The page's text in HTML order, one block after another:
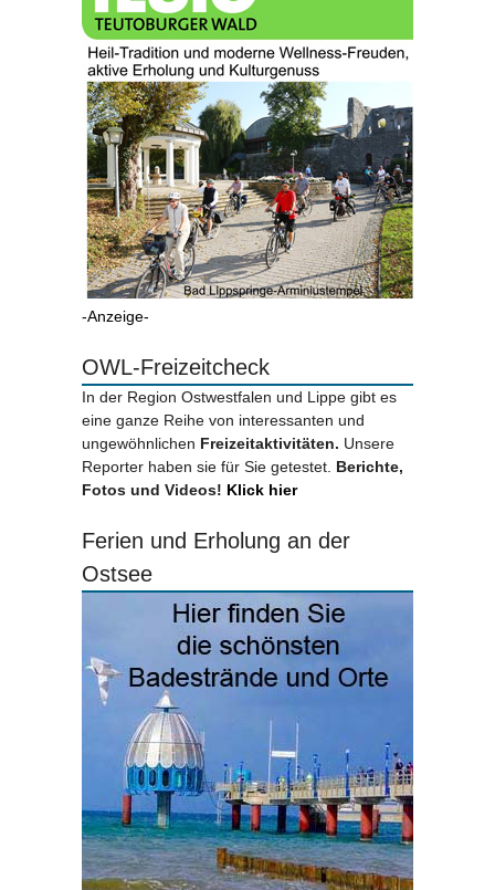
-Anzeige-
OWL-Freizeitcheck
In der Region Ostwestfalen und Lippe gibt es
eine ganze Reihe von interessanten und
ungewöhnlichen Freizeitaktivitäten. Unsere
Reporter haben sie für Sie getestet. Berichte,
Fotos und Videos! Klick hier
Ferien und Erholung an der
Ostsee